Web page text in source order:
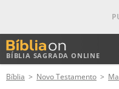
BÍBLIA SAGRADA ONLINE
ANTIGO TESTAMENTO
Bíblia Novo Testamento